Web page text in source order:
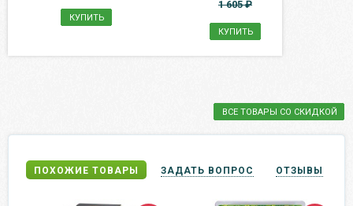
КУПИТЬ
1 605 ₽
КУПИТЬ
ВСЕ ТОВАРЫ СО СКИДКОЙ
ПОХОЖИЕ ТОВАРЫ ЗАДАТЬ ВОПРОС ОТЗЫВЫ